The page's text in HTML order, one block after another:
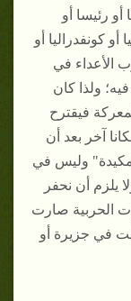
أو رئيسا أو
كونفدراليا أو
الأعداء في
فيه؛ ولذا كان
فيقترح
آخر بعد أن
وليس في
يلزم أن نحفر
الحربية صارت
في جزيرة أو